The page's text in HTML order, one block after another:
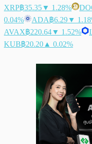
XRP฿35.35▼ 1.28%
0.04%
ADA฿6.29▼
AVAX฿220.64▼ 1.52%
KUB฿20.20 ▲ 0.02%